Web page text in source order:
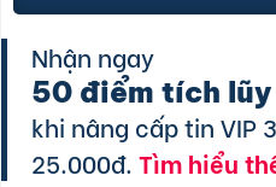
Nhận ngay
50 điểm tích lũy
khi nâng cấp tin VIP
25.000đ.Tìm hiểu